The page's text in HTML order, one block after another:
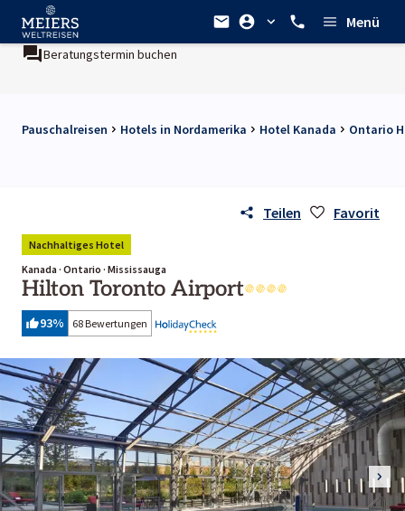
Menü
Beratungstermin buchen
Pauschalreisen Hotels in Nordamerika Hotel Kanada Ontario
Teilen Favorit
Nachhaltiges Hotel
Kanada · Ontario · Mississauga
Hilton Toronto Airport
93% 68 Bewertungen